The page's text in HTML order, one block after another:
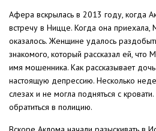
Афера вскрылась в 2013 году, когда
встречу в Ницце. Когда она приехала,
оказалось. Женщине удалось
знакомого, который рассказал ей, что
имя мошенника. Как рассказывает
настоящую депрессию. Несколько
слезах и не могла подняться с
обратиться в полицию.